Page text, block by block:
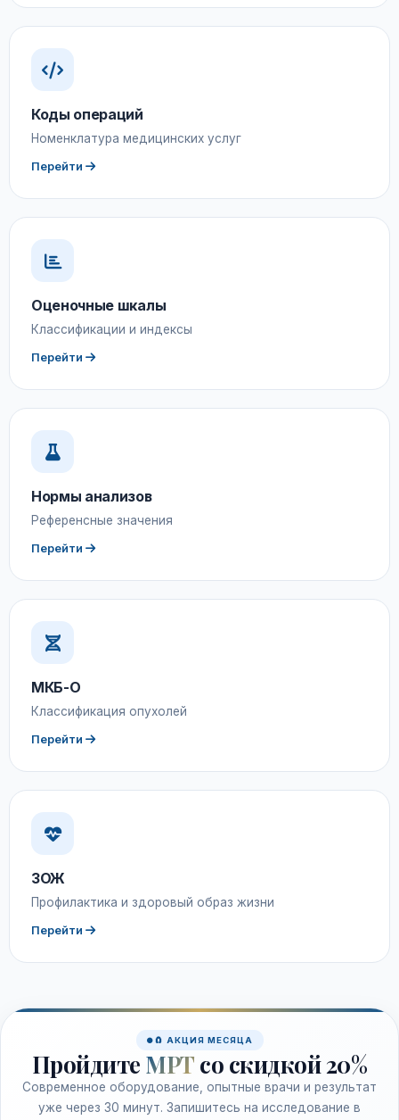
Коды операций
Номенклатура медицинских услуг
Перейти
Оценочные шкалы
Классификации и индексы
Перейти
Нормы анализов
Референсные значения
Перейти
МКБ-О
Классификация опухолей
Перейти
ЗОЖ
Профилактика и здоровый образ жизни
Перейти
🧲 АКЦИЯ МЕСЯЦА
Пройдите МРТ со скидкой 20%
Современное оборудование, опытные врачи и результат
уже через 30 минут. Запишитесь на исследование в